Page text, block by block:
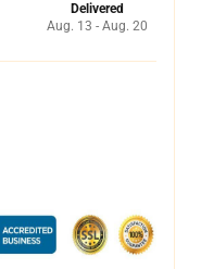
Delivered
Aug. 13 - Aug. 20